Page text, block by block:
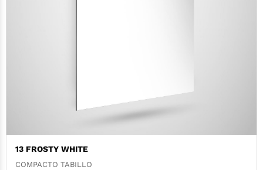
13 FROSTY WHITE
COMPACTO TABILLO